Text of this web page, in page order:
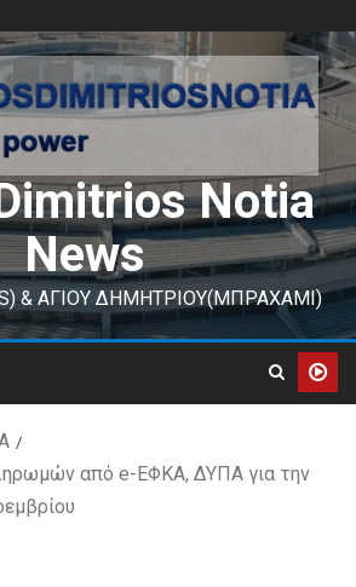
Notia
News
& ΑΓΙΟΥ ΔΗΜΗΤΡΙΟΥ(ΜΠΡΑΧΑΜΙ)
από e-ΕΦΚΑ, ΔΥΠΑ για την